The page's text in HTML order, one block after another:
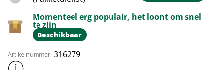
Momenteel erg populair, het loont om snel
te zijn
Beschikbaar
Artikelnummer: 316279
Toon meer productinformatie